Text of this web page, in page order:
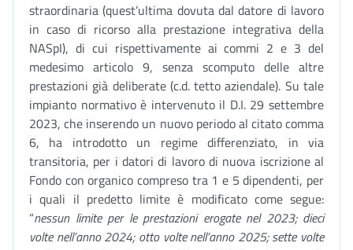
straordinaria (quest’ultima dovuta dal datore di lavoro
in caso di ricorso alla prestazione integrativa della
NASpI), di cui rispettivamente ai commi 2 e 3 del
medesimo articolo 9, senza scomputo delle altre
prestazioni già deliberate (c.d. tetto aziendale). Su tale
impianto normativo è intervenuto il D.I. 29 settembre
2023, che inserendo un nuovo periodo al citato comma
6, ha introdotto un regime differenziato, in via
transitoria, per i datori di lavoro di nuova iscrizione al
Fondo con organico compreso tra 1 e 5 dipendenti, per
i quali il predetto limite è modificato come segue:
“nessun limite per le prestazioni erogate nel 2023; dieci
volte nell’anno 2024; otto volte nell’anno 2025; sette volte